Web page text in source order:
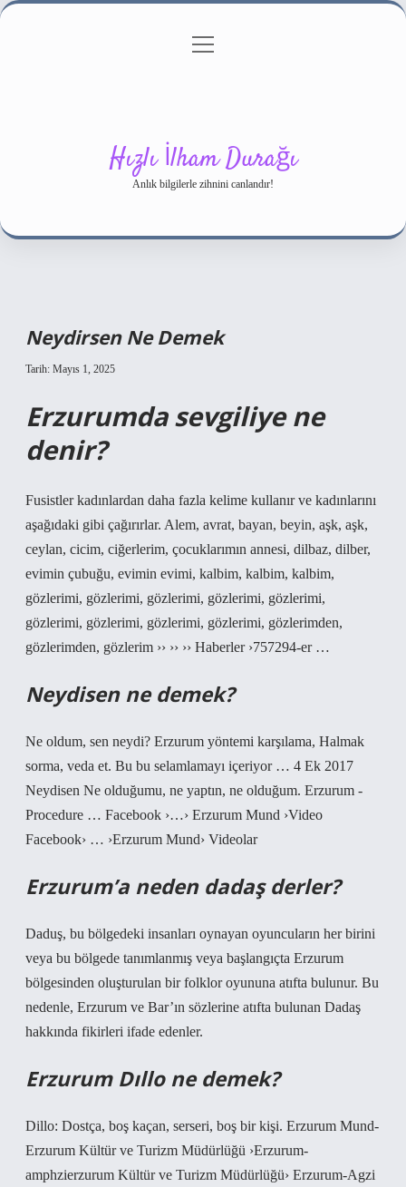
Gizlilik Politikası
menüyü
Hızlı İlham Durağı
Anlık bilgilerle zihnini canlandır!
Neydirsen Ne Demek
Tarih: Mayıs 1, 2025
Erzurumda sevgiliye ne
denir?
Fusistler kadınlardan daha fazla kelime kullanır ve kadınlarını
aşağıdaki gibi çağırırlar. Alem, avrat, bayan, beyin, aşk, aşk,
ceylan, cicim, ciğerlerim, çocuklarımın annesi, dilbaz, dilber,
evimin çubuğu, evimin evimi, kalbim, kalbim, kalbim,
gözlerimi, gözlerimi, gözlerimi, gözlerimi, gözlerimi,
gözlerimi, gözlerimi, gözlerimi, gözlerimi, gözlerimden,
gözlerimden, gözlerim ›› ›› ›› Haberler ›757294-er …
Neydisen ne demek?
Ne oldum, sen neydi? Erzurum yöntemi karşılama, Halmak
sorma, veda et. Bu bu selamlamayı içeriyor … 4 Ek 2017
Neydisen Ne olduğumu, ne yaptın, ne olduğum. Erzurum -
Procedure … Facebook ›…› Erzurum Mund ›Video
Facebook› … ›Erzurum Mund› Videolar
Erzurum’a neden dadaş derler?
Daduş, bu bölgedeki insanları oynayan oyuncuların her birini
veya bu bölgede tanımlanmış veya başlangıçta Erzurum
bölgesinden oluşturulan bir folklor oyununa atıfta bulunur. Bu
nedenle, Erzurum ve Bar’ın sözlerine atıfta bulunan Dadaş
hakkında fikirleri ifade edenler.
Erzurum Dıllo ne demek?
Dillo: Dostça, boş kaçan, serseri, boş bir kişi. Erzurum Mund-
Erzurum Kültür ve Turizm Müdürlüğü ›Erzurum-
amphzierzurum Kültür ve Turizm Müdürlüğü› Erzurum-Agzi